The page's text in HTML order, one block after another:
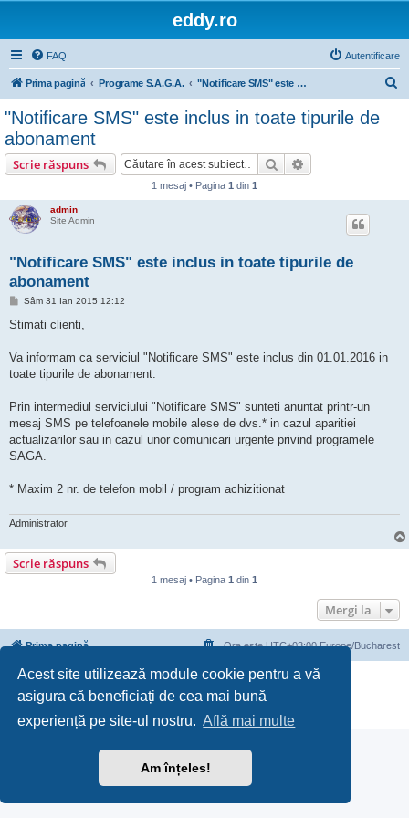
Acest site utilizează module cookie pentru a vă
asigura că beneficiați de cea mai bună
experiență pe site-ul nostru. Află mai multe
Am înțeles!
eddy.ro
FAQ Autentificare
Prima pagină Programe S.A.G.A. "Notificare SMS" este inclus in toate tipurile de abonament
"Notificare SMS" este inclus in toate tipurile de
abonament
Scrie răspuns Căutare
1 mesaj • Pagina 1 din 1
admin
Site Admin
"Notificare SMS" este inclus in toate tipurile de
abonament
M
s
Sâm 31 Ian 2015 12:12
Stimati clienti,
Va informam ca serviciul "Notificare SMS" este inclus din 01.01.2016 in
toate tipurile de abonament.
Prin intermediul serviciului "Notificare SMS" sunteti anuntat printr-un
mesaj SMS pe telefoanele mobile alese de dvs.* in cazul aparitiei
actualizarilor sau in cazul unor comunicari urgente privind programele
SAGA.
* Maxim 2 nr. de telefon mobil / program achizitionat
Administrator
Scrie răspuns
1 mesaj • Pagina 1 din 1
Mergi la
Prima pagină Ora este UTC+03:00 Europe/Bucharest
Furnizat dephpBB® Forum Software © phpBB Limited
Translation/Traducere:phpBB România